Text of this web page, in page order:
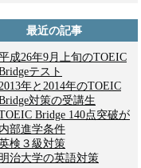
最近の記事
成26年9月上旬のTOEIC
テスト
2013年と2014年のTOEIC
対策の受講生
Bridge 140点突破が
内部進学条件
検３級対策
明治大学の英語対策